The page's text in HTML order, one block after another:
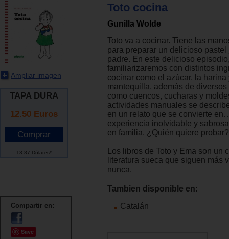
Ampliar imagen
TAPA DURA
12.50 Euros
13.87 Dólares*
Compartir en:
Save
Toto cocina
Gunilla Wolde
Toto va a cocinar. Tiene las
para preparar un delicioso pastel
padre. En este delicioso
familiarizaremos con distintos
cocinar como el azúcar, la harina
mantequilla, además de
como cuencos, cucharas y
actividades manuales se
en un relato que se convierte
experiencia inolvidable y
en familia. ¿Quién quiere probar?
Los libros de Toto y Ema son un
literatura sueca que siguen más
nunca.
Tambien disponible en:
Catalán